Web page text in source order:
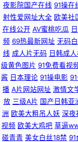
夜影院国产在线 91操在
射性爱网址大全 欧美社
在线公开 AV蜜桃吃瓜
频 69热最新网址 无码
线 成人片无码 日韩成
级黄色图片 91免费看视
酱 日本理论 91操电影
播 A片网站网址 激情文
放 三级A片 国产日韩亚
洲 欧美大粗吊人妖 深夜
视频 欧美大鸡吧 草逼
碰青青 美女白丝18禁 91